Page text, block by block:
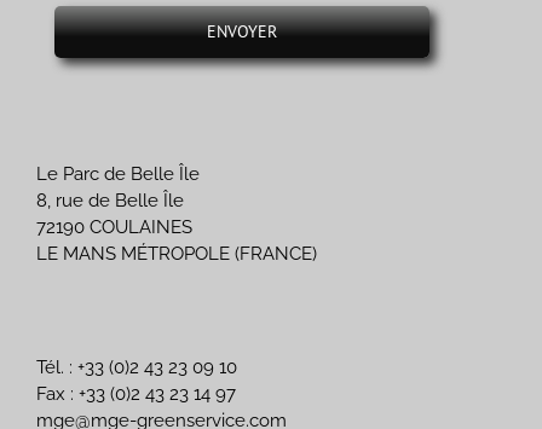
Le Parc de Belle Île
8, rue de Belle Île
72190 COULAINES
LE MANS MÉTROPOLE (FRANCE)
Tél. : +33 (0)2 43 23 09 10
Fax : +33 (0)2 43 23 14 97
mge@mge-greenservice.com